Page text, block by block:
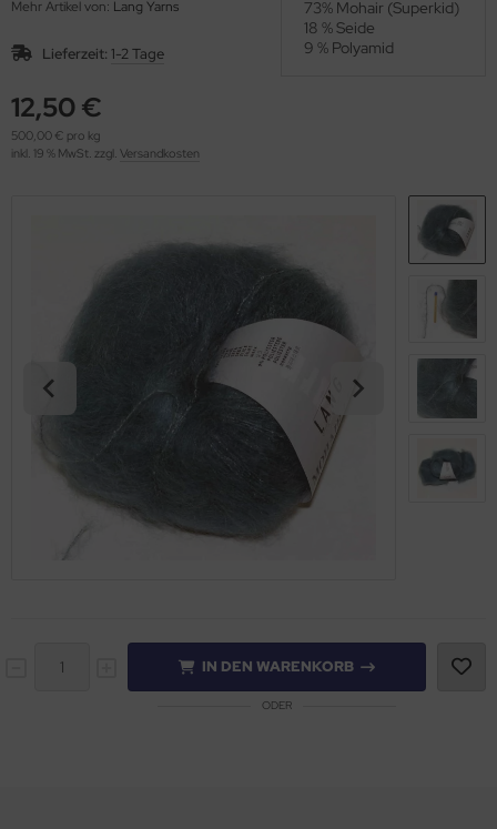
Mehr Artikel von: Lang Yarns
Lieferzeit: 1-2 Tage
12,50 €
500,00 € pro kg
inkl. 19 % MwSt. zzgl. Versandkosten
73% Mohair (Superkid)
18 % Seide
9 % Polyamid
IN DEN WARENKORB
ODER